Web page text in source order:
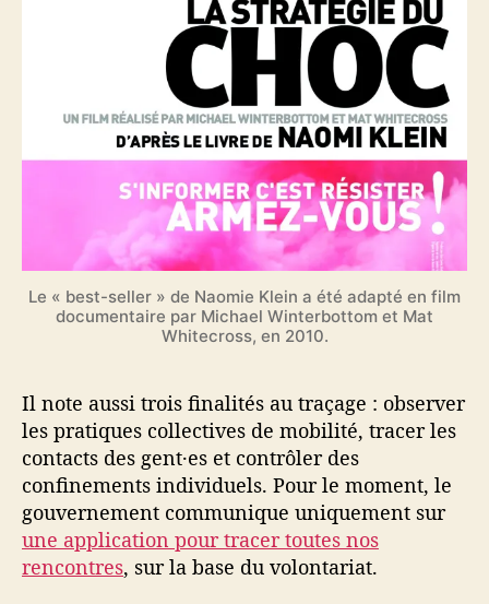
Le « best-seller » de Naomie Klein a été adapté en film
documentaire par Michael Winterbottom et Mat
Whitecross, en 2010.
Il note aussi trois finalités au traçage : observer
les pratiques collectives de mobilité, tracer les
contacts des gent·es et contrôler des
confinements individuels. Pour le moment, le
gouvernement communique uniquement sur
une application pour tracer toutes nos
rencontres, sur la base du volontariat.